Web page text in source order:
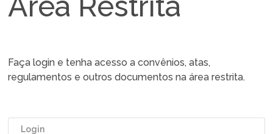
Faça login e tenha acesso a convênios, atas,
regulamentos e outros documentos na área restrita.